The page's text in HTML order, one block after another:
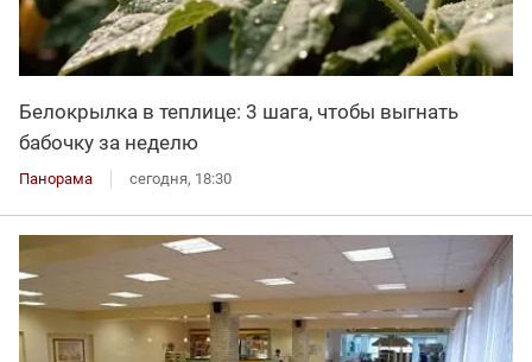
Белокрылка в теплице: 3 шага, чтобы выгнать
бабочку за неделю
Панорама сегодня, 18:30